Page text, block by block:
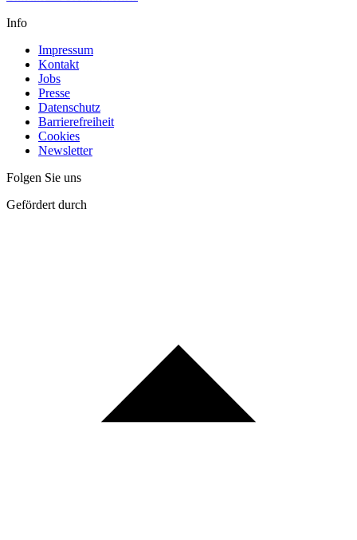
Info
Impressum
Kontakt
Jobs
Presse
Datenschutz
Barrierefreiheit
Cookies
Newsletter
Folgen Sie uns
Gefördert durch